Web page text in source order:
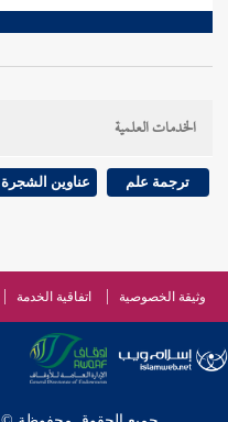
الخدمات العلمية
ترجمة علم عناوين الشجرة
وثيقة الخصوصية اتفاقية الخدمة